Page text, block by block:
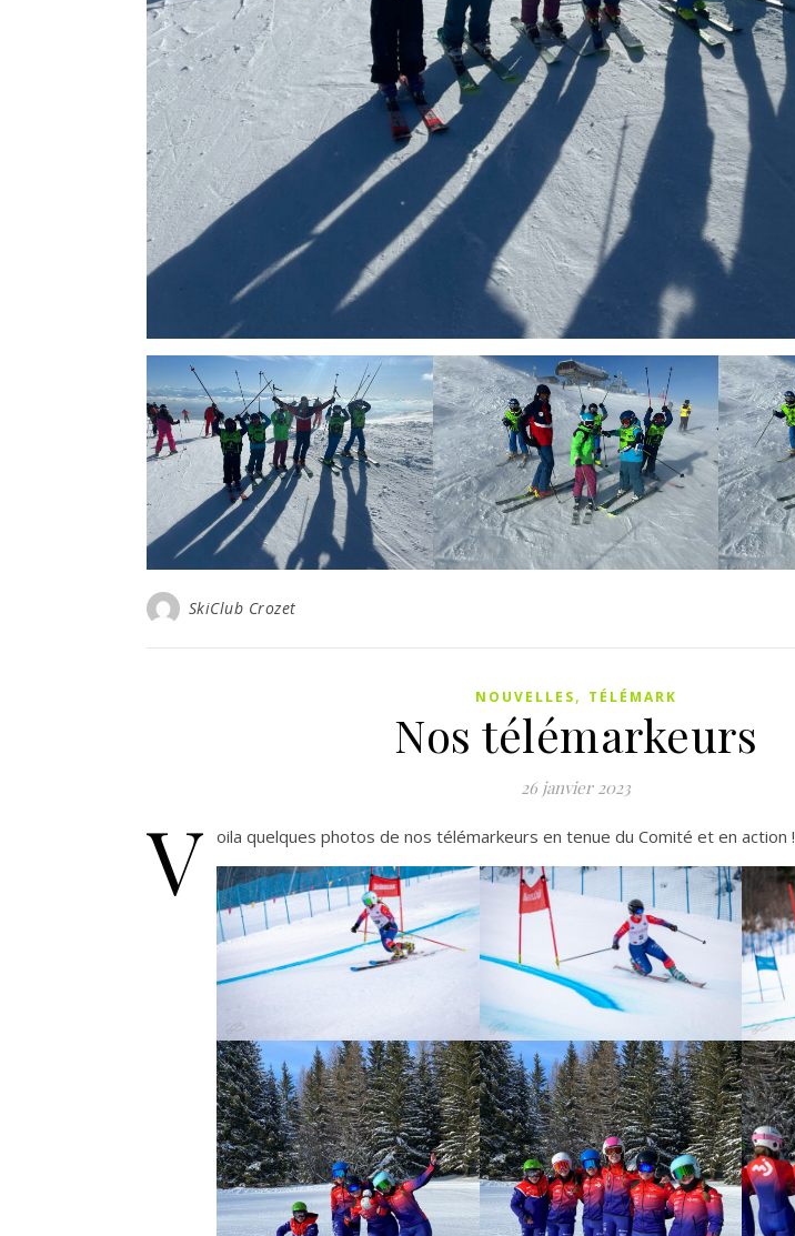
SkiClub Crozet
NOUVELLES, TÉLÉMARK
Nos télémarkeurs
26 janvier 2023
V oila quelques photos de nos télémarkeurs en tenue du Comité et en action !